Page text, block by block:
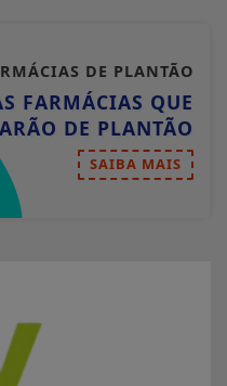
DE PLANTÃO
FARMÁCIAS QUE
DE PLANTÃO
SAIBA MAIS